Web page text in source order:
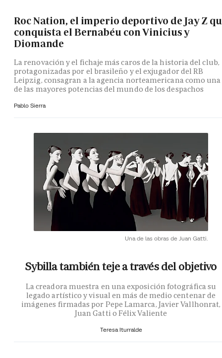
Roc Nation, el imperio deportivo de Jay Z
conquista el Bernabéu con Vinicius y
Diomande
La renovación y el fichaje más caros de la historia del club,
protagonizadas por el brasileño y el exjugador del RB
Leipzig, consagran a la agencia norteamericana como una
de las mayores potencias del mundo de los despachos
Pablo Sierra
Una de las obras de Juan Gatti.
Sybilla también teje a través del objetivo
La creadora muestra en una exposición fotográfica su
legado artístico y visual en más de medio centenar de
imágenes firmadas por Pepe Lamarca, Javier Vallhonrat,
Juan Gatti o Félix Valiente
Teresa Iturralde